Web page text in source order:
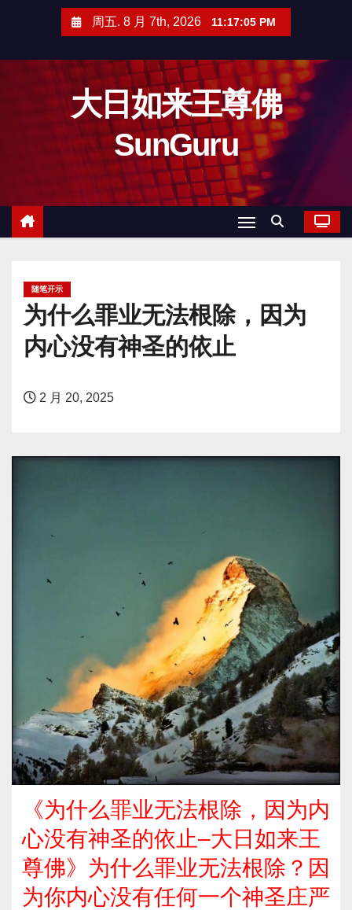
周五. 8 月 7th, 2026 11:17:06 PM
大日如来王尊佛
SunGuru
随笔开示
为什么罪业无法根除，因为
内心没有神圣的依止
2 月 20, 2025
《为什么罪业无法根除，因为内
心没有神圣的依止–大日如来王
尊佛》为什么罪业无法根除？因
为你内心没有任何一个神圣庄严